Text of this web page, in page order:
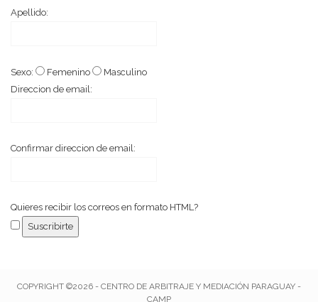
Apellido:
Sexo: Femenino
Masculino
Direccion de email:
Confirmar direccion de email:
Quieres recibir los correos en formato HTML?
COPYRIGHT ©2026 - CENTRO DE ARBITRAJE Y MEDIACIÓN PARAGUAY -
CAMP